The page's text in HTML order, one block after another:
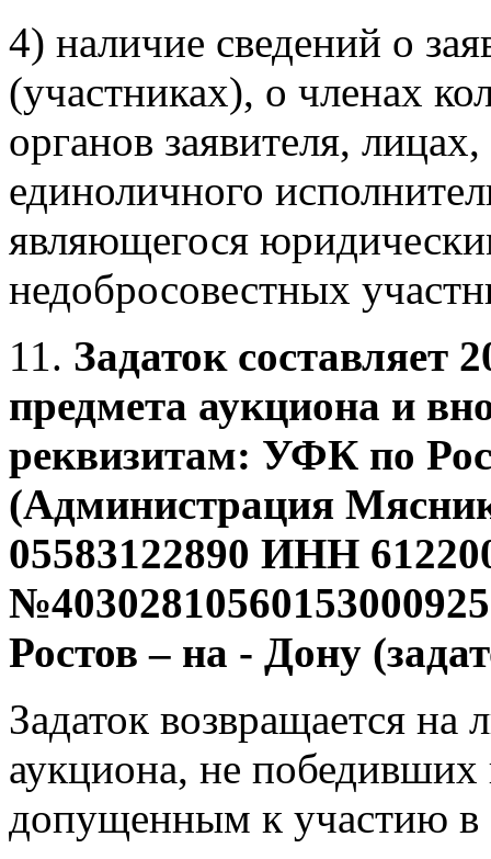
4) наличие сведений о
(участниках), о членах
органов заявителя,
единоличного
являющегося
недобросовестных
11. Задаток составляет
предмета аукциона и
реквизитам: УФК по
(Администрация
05583122890 ИНН
Ростов – на - Дону
Задаток возвращается на
аукциона, не
допущенным к участию в